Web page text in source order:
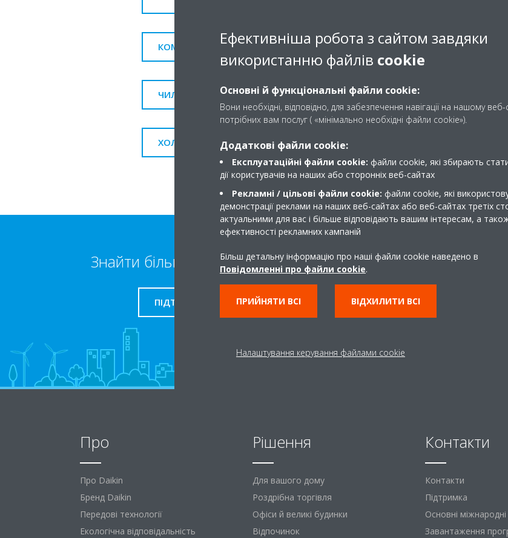
КОМЕРЦІЙНІ КОНДИЦІОНЕРНІ СИСТЕМИ VRV
ЧИЛЛЕРИ/ФАНКОЙЛИ/ВЕНТИЛЯЦІЙНІ СИСТЕМИ
ХОЛОДИЛЬНЕ ОБЛАДНАННЯ
Знайти більше інформації
ПІДТРИМКА
Про
Про Daikin
Бренд Daikin
Передові технології
Екологічна відповідальність
Рішення
Для вашого дому
Роздрібна торгівля
Офіси й великі будинки
Відпочинок
Контакти
Контакти
Підтримка
Основні міжнародні
Завантаження
Ефективніша робота з сайтом завдяки
використанню файлів cookie
Основні й функціональні файли cookie:
Вони необхідні, відповідно, для забезпечення навігації на нашому веб-
потрібних вам послуг ( «мінімально необхідні файли cookie»).
Додаткові файли cookie:
Експлуатаційні файли cookie: файли cookie, які збирають
дії користувачів на наших або сторонніх веб-сайтах
Рекламні / цільові файли cookie: файли cookie, які
демонстрації реклами на наших веб-сайтах або веб-сайтах третіх
актуальними для вас і більше відповідають вашим інтересам, а
ефективності рекламних кампаній
Більш детальну інформацію про наші файли cookie наведено в
Повідомленні про файли cookie.
ПРИЙНЯТИ ВСІ ВІДХИЛИТИ ВСІ
Налаштування керування файлами cookie